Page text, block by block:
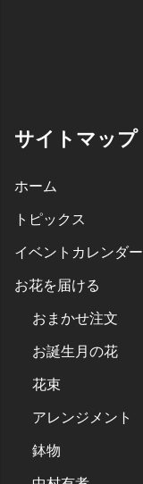
サイトマップ
ホーム
トピックス
イベントカレンダー
お花を届ける
おまかせ注文
お誕生月の花
花束
アレンジメント
鉢物